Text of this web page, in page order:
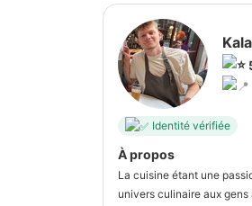
Identité vérifiée
À propos
La cuisine étant une
univers culinaire aux gens